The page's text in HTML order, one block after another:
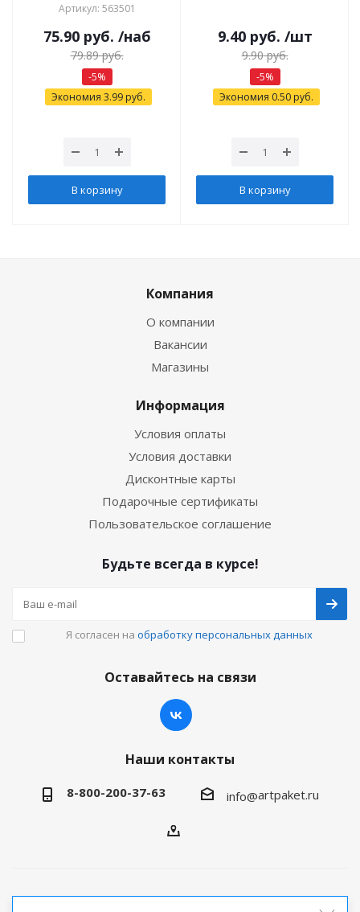
Артикул: 563501
75.90руб. /наб
79.89руб.
-5%
Экономия 3.99руб.
В корзину
9.40руб. /шт
9.90руб.
-5%
Экономия 0.50руб.
В корзину
Компания
О компании
Вакансии
Магазины
Информация
Условия оплаты
Условия доставки
Дисконтные карты
Подарочные сертификаты
Пользовательское соглашение
Будьте всегда в курсе!
Я согласен на обработку персональных данных
Оставайтесь на связи
Наши контакты
8-800-200-37-63 info@artpaket.ru